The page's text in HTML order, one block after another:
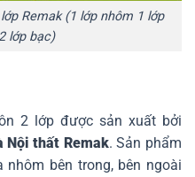
Remak (1 lớp nhôm 1 lớp
lớp bạc)
2 lớp được sản xuất bởi
Nội thất Remak. Sản phẩm
bên trong, bên ngoài